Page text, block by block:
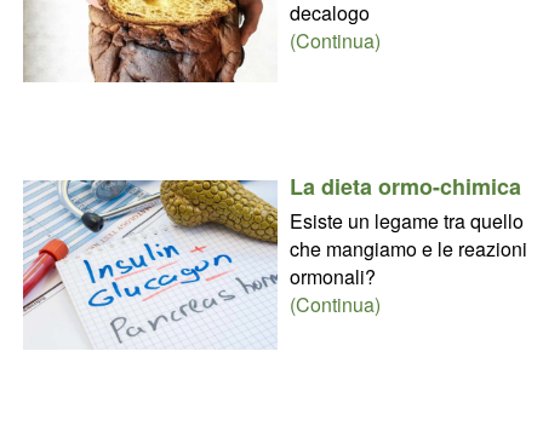
decalogo
(Continua)
La dieta ormo-chimica
Esiste un legame tra quello
che mangiamo e le reazioni
ormonali?
(Continua)